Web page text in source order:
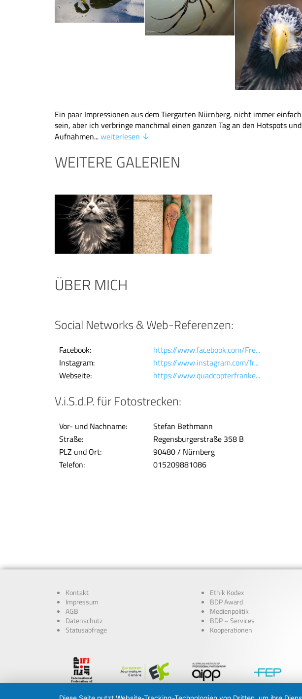
Ein paar Impressionen aus dem Tiergarten Nürnberg, nicht immer
sein, aber ich verbringe manchmal einen ganzen Tag an den Hotspots
Aufnahmen...weiterlesen
WEITERE GALERIEN
ÜBER MICH
Social Networks & Web-Referenzen:
Facebook:
https://www.facebook.com/Fre...
Instagram:
https://www.instagram.com/fr...
Webseite:
https://www.quadcopterfranke...
V.i.S.d.P. für Fotostrecken:
Vor- und Nachname:
Stefan Bethmann
Straße:
Regensburgerstraße 358 B
PLZ und Ort:
90480 / Nürnberg
Telefon:
015209881086
Kontakt
Impressum
AGB
Datenschutz
Statusabfrage
Ethik Kodex
BDP Award
Medienpolitik
BDP – Services
Kooperationen